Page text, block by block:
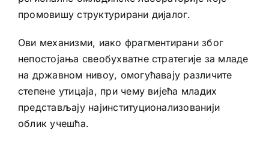
промовишу структурирани дијалог.
Ови механизми, иако фрагментирани због
непостојања свеобухватне стратегије за младе
на државном нивоу, омогућавају различите
степене утицаја, при чему вијећа младих
представљају најинституционализованији
облик учешћа.